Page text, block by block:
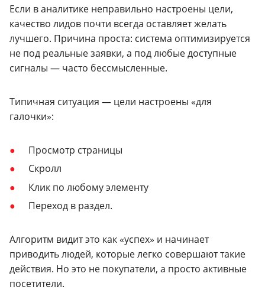
Если в аналитике неправильно настроены цели,
качество лидов почти всегда оставляет желать
лучшего. Причина проста: система оптимизируется
не под реальные заявки, а под любые доступные
сигналы — часто бессмысленные.
Типичная ситуация — цели настроены «для
галочки»:
Просмотр страницы
Скролл
Клик по любому элементу
Переход в раздел.
Алгоритм видит это как «успех» и начинает
приводить людей, которые легко совершают такие
действия. Но это не покупатели, а просто активные
посетители.